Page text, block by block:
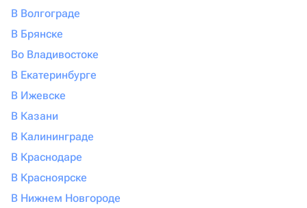
В Волгограде
В Брянске
Во Владивостоке
В Екатеринбурге
В Ижевске
В Казани
В Калининграде
В Краснодаре
В Красноярске
В Нижнем Новгороде